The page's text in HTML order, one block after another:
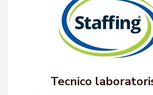
Tecnico